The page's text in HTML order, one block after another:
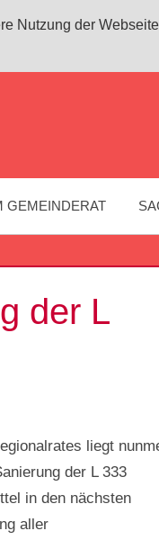
Nutzung der
GEMEINDERAT
der L
liegt
der L 333
in den nächsten
aller